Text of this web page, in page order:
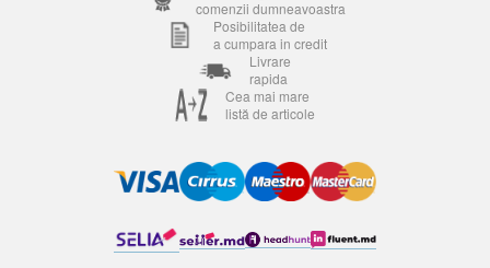
comenzii dumneavoastra
Posibilitatea de
a cumpara in credit
Livrare
rapida
Cea mai mare
listă de articole